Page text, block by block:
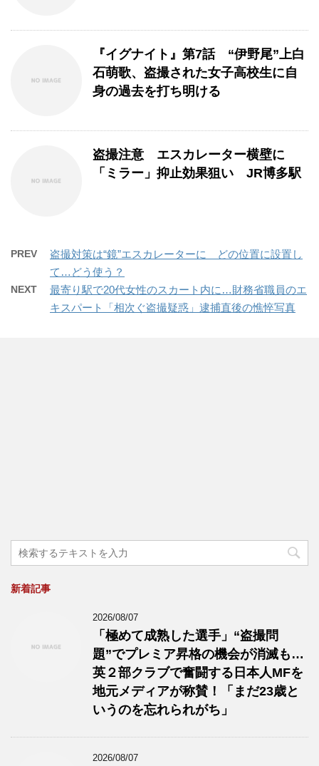
『イグナイト』第7話 “伊野尾”上白
石萌歌、盗撮された女子高校生に自
身の過去を打ち明ける
盗撮注意 エスカレーター横壁に
「ミラー」抑止効果狙い JR博多駅
PREV
盗撮対策は“鏡”エスカレーターに どの位置に設置し
て…どう使う？
NEXT
最寄り駅で20代女性のスカート内に…財務省職員のエ
キスパート「相次ぐ盗撮疑惑」逮捕直後の憔悴写真
新着記事
2026/08/07
「極めて成熟した選手」“盗撮問
題”でプレミア昇格の機会が消滅も…
英２部クラブで奮闘する日本人MFを
地元メディアが称賛！「まだ23歳と
いうのを忘れられがち」
2026/08/07